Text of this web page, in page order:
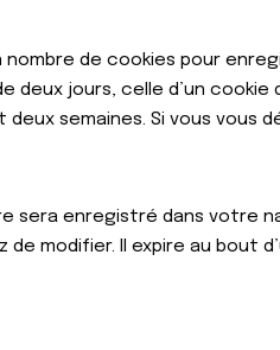
de cookies pour
jours, celle d’un cookie
semaines. Si vous
sera enregistré dans votre
de modifier. Il expire au bout